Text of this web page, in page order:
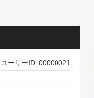
ユーザーID: 00000021